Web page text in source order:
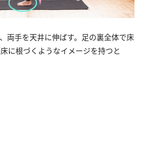
両手を天井に伸ばす。足の裏全体で床
に根づくようなイメージを持つと